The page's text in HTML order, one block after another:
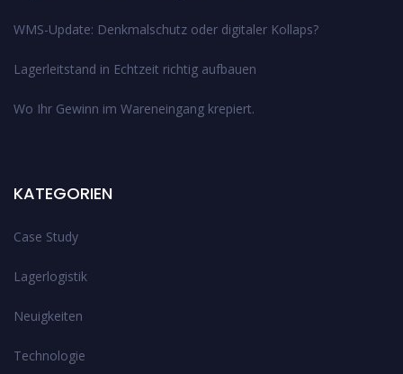
WMS-Update: Denkmalschutz oder digitaler Kollaps?
Lagerleitstand in Echtzeit richtig aufbauen
Wo Ihr Gewinn im Wareneingang krepiert.
KATEGORIEN
Case Study
Lagerlogistik
Neuigkeiten
Technologie